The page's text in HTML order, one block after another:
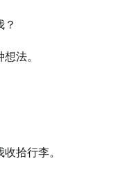
？
法。
拾行李。